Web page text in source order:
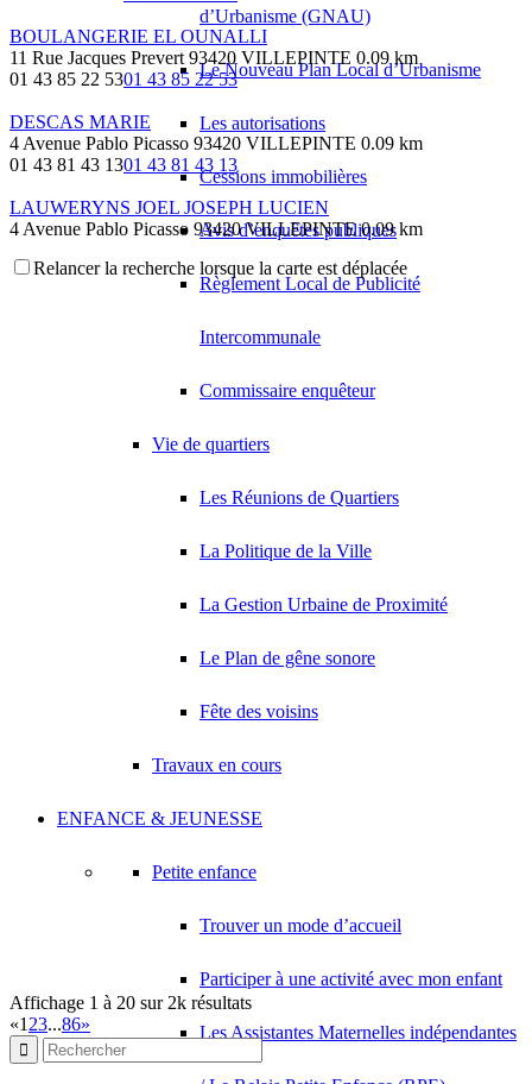
d’Urbanisme (GNAU)
Le Nouveau Plan Local d’Urbanisme
Les autorisations
Cessions immobilières
Avis d’enquêtes publiques
Règlement Local de Publicité
Intercommunale
Commissaire enquêteur
Vie de quartiers
Les Réunions de Quartiers
La Politique de la Ville
La Gestion Urbaine de Proximité
Le Plan de gêne sonore
Fête des voisins
Travaux en cours
ENFANCE & JEUNESSE
Petite enfance
Trouver un mode d’accueil
Participer à une activité avec mon enfant
Les Assistantes Maternelles indépendantes
BOULANGERIE EL OUNALLI
11 Rue Jacques Prevert 93420 VILLEPINTE 0.09 km
01 43 85 22 5301 43 85 22 53
DESCAS MARIE
4 Avenue Pablo Picasso 93420 VILLEPINTE 0.09 km
01 43 81 43 1301 43 81 43 13
LAUWERYNS JOEL JOSEPH LUCIEN
4 Avenue Pablo Picasso 93420 VILLEPINTE 0.09 km
LOU KING
4 Avenue André Malraux 93420 Villepinte 0.1 km
7 Rue Jacques Prévert 93420 VILLEPINTE
01 43 84 18 80
17 Rue Jacques Prevert 93420 VILLEPINTE
2 Avenue Pablo Picasso 93420 VILLEPINTE
2 Avenue Pablo Picasso 93420 VILLEPINTE
BOURGADE CHRISTINE MARIE
Relancer la recherche lorsque la carte est déplacée
Affichage 1 à 20 sur 2k résultats
«1 23...86»